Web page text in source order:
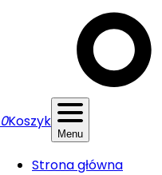
0Koszyk
Menu
Strona główna